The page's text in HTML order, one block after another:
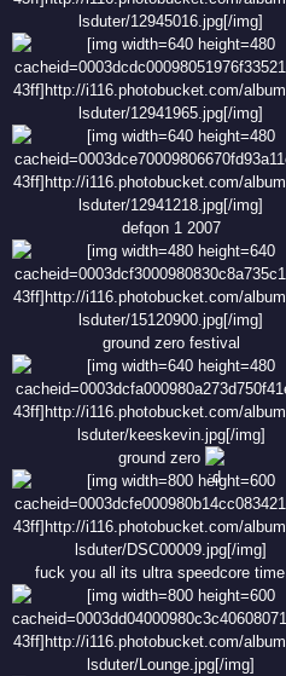
defqon 1 2007
ground zero festival
ground zero
fuck you all its ultra speedcore time